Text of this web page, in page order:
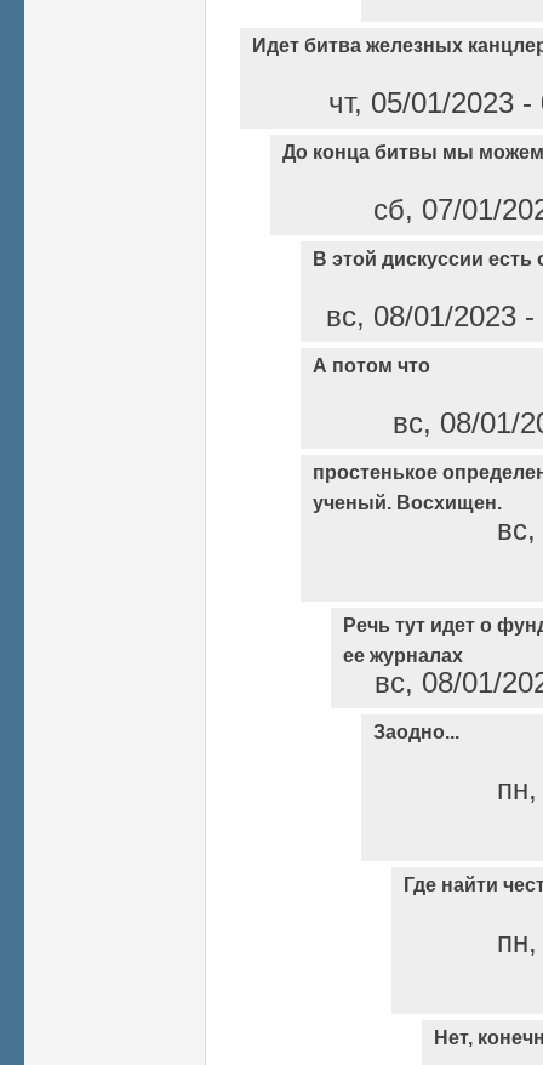
Идет битва железных
чт, 05/01/2023
До конца битвы мы
сб, 07/01/
В этой дискуссии есть
вс, 08/01/2023
А потом что
вс, 08/01/
простенькое
ученый. Восхищен.
Речь тут идет о
ее журналах
вс, 08/01/
Заодно...
Где найти
Нет,